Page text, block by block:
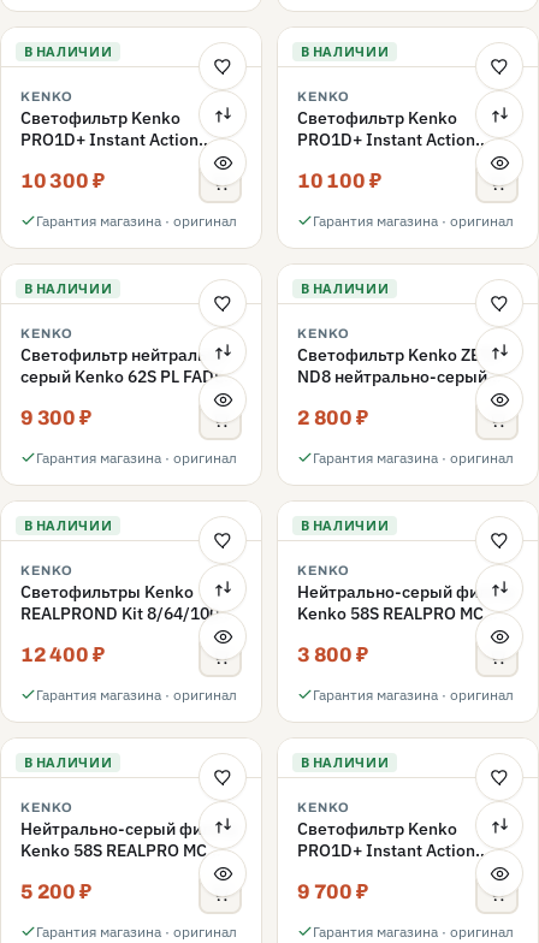
В НАЛИЧИИ
KENKO
Светофильтр Kenko
PRO1D+ Instant Action
Variable NDX3-450+C-PLS
переменной плотности
10 300 ₽
Гарантия магазина · оригинал
В НАЛИЧИИ
KENKO
Светофильтр Kenko
PRO1D+ Instant Action
Variable NDX3-450+C-PL
переменной плотности
10 100 ₽
Гарантия магазина · оригинал
В НАЛИЧИИ
KENKO
Светофильтр нейтрально-
серый Kenko 62S PL FADER
с переменной плотностью
ND3-ND400 62mm
9 300 ₽
Гарантия магазина · оригинал
В НАЛИЧИИ
KENKO
Светофильтр Kenko ZETA
ND8 нейтрально-серый
2 800 ₽
Гарантия магазина · оригинал
В НАЛИЧИИ
KENKO
Светофильтры Kenko
REALPROND Kit 8/64/1000
12 400 ₽
Гарантия магазина · оригинал
В НАЛИЧИИ
KENKO
Нейтрально-серый фильтр
Kenko 58S REALPRO MC
3 800 ₽
Гарантия магазина · оригинал
В НАЛИЧИИ
KENKO
Нейтрально-серый фильтр
Kenko 58S REALPRO MC
5 200 ₽
Гарантия магазина · оригинал
В НАЛИЧИИ
KENKO
Светофильтр Kenko
PRO1D+ Instant Action
Variable NDX3-450+C-PLS
переменной плотности
9 700 ₽
Гарантия магазина · оригинал